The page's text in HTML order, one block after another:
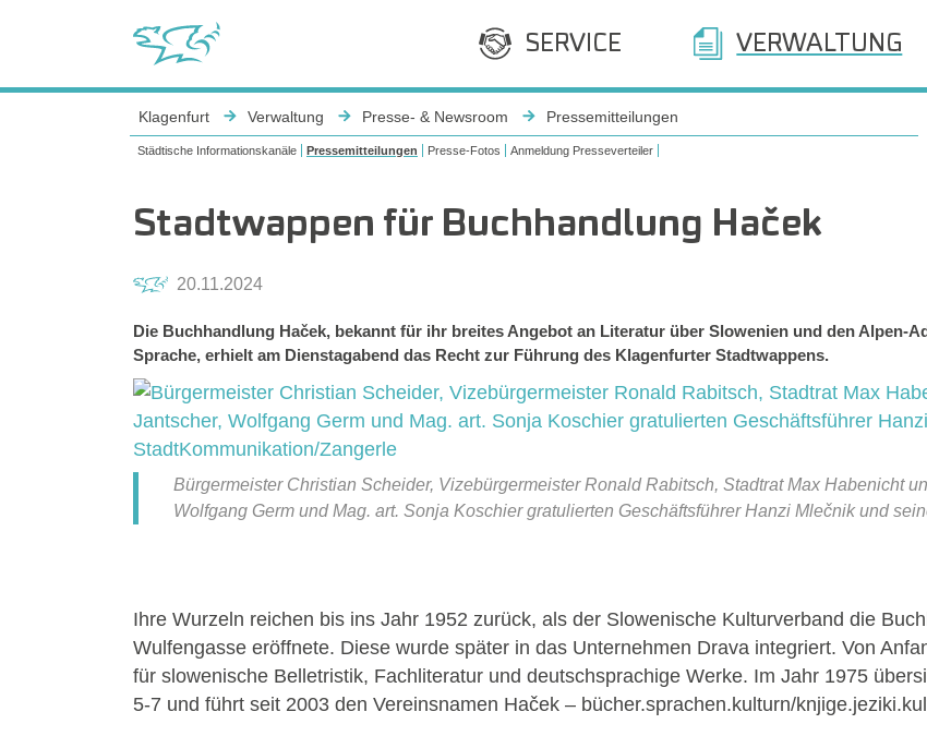
SERVICE VERWALTUNG
Klagenfurt Verwaltung Presse- & Newsroom Pressemitteilungen
Städtische Informationskanäle Pressemitteilungen Presse-Fotos Anmeldung Presseverteiler
Stadtwappen für Buchhandlung Haček
20.11.2024
Die Buchhandlung Haček, bekannt für ihr breites Angebot an Literatur über Slowenien und den Alpen-
Sprache, erhielt am Dienstagabend das Recht zur Führung des Klagenfurter Stadtwappens.
Bürgermeister Christian Scheider, Vizebürgermeister Ronald Rabitsch, Stadtrat Max Habenicht
Wolfgang Germ und Mag. art. Sonja Koschier gratulierten Geschäftsführer Hanzi Mlečnik und
Ihre Wurzeln reichen bis ins Jahr 1952 zurück, als der Slowenische Kulturverband die
Wulfengasse eröffnete. Diese wurde später in das Unternehmen Drava integriert. Von
für slowenische Belletristik, Fachliteratur und deutschsprachige Werke. Im Jahr 1975
5-7 und führt seit 2003 den Vereinsnamen Haček – bücher.sprachen.kulturn/